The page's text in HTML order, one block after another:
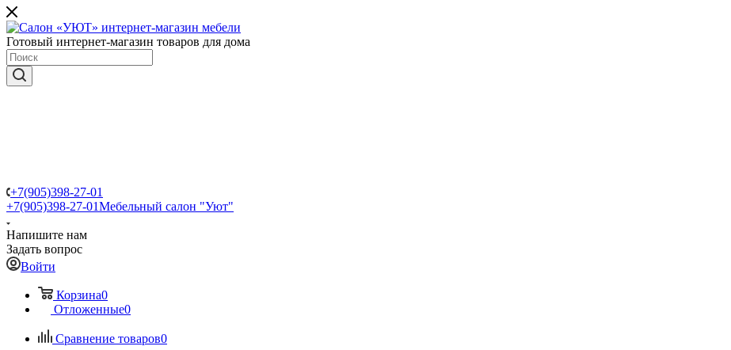
Готовый интернет-магазин товаров для дома
+7(905)398-27-01
+7(905)398-27-01Мебельный салон "Уют"
Напишите нам
Задать вопрос
Войти
Корзина0
Отложенные0
Сравнение товаров0